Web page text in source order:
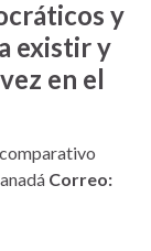
y
existir y
en el
Correo: